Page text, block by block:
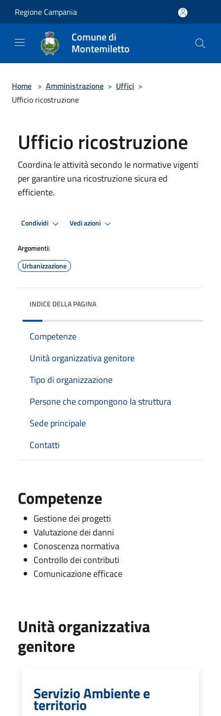
Regione Campania
Comune di
Montemiletto
Home > Amministrazione > Uffici >
Ufficio ricostruzione
Ufficio ricostruzione
Coordina le attività secondo le normative vigenti
per garantire una ricostruzione sicura ed
efficiente.
Condividi Vedi azioni
Argomenti:
Urbanizzazione
INDICE DELLA PAGINA
Competenze
Unità organizzativa genitore
Tipo di organizzazione
Persone che compongono la struttura
Sede principale
Contatti
Competenze
Gestione dei progetti
Valutazione dei danni
Conoscenza normativa
Controllo dei contributi
Comunicazione efficace
Unità organizzativa
genitore
Servizio Ambiente e
territorio